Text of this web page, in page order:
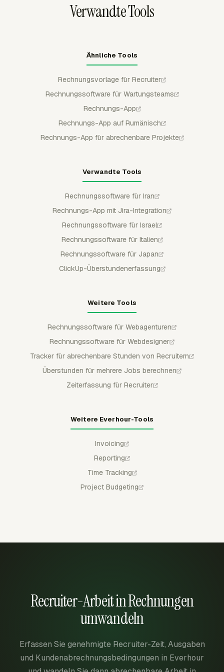
Verwandte Tools
Ähnliche Tools
Rechnungsvorlage für Recruiter
Rechnungssoftware für Wartungsteams
Rechnungs-App
Rechnungs-App auf Rumänisch
Rechnungs-App für abrechenbare Projekte
Verwandte Tools
Rechnungssoftware für Iran
Rechnungs-App mit Jira-Integration
Rechnungssoftware für Israel
Rechnungssoftware für Italien
Rechnungssoftware für Japan
ClickUp-Überstundenerfassung
Weitere Tools
Rechnungssoftware für Webagenturen
Rechnungssoftware für Webdesigner
Tracker für abrechenbare Stunden von Recruitern
Überstunden für mehrere Jobs berechnen
Zeiterfassung für Recruiter
Weitere Everhour-Tools
Invoicing
Reporting
Time Tracking
Project Budgeting
Recruiter-Arbeit in Rechnungen
umwandeln
Erfassen Sie genehmigte Recruiter-Zeit, Ausgaben
und Kundenabrechnungsbedingungen in Everhour